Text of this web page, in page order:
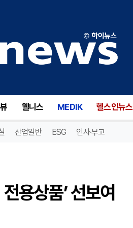
웰니스 MEDIK 헬스인뉴스
산업일반 ESG 인사·부고
용상품’ 선보여